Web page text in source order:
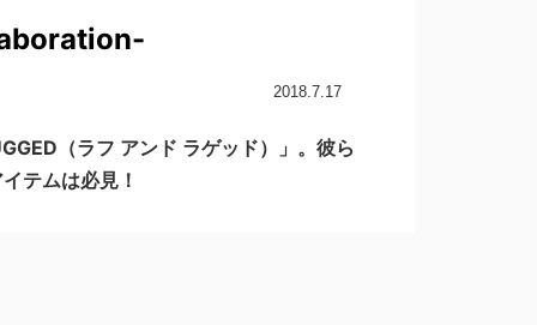
2018.7.17
（ラフ アンド ラゲッド）」。彼ら
テムは必見！